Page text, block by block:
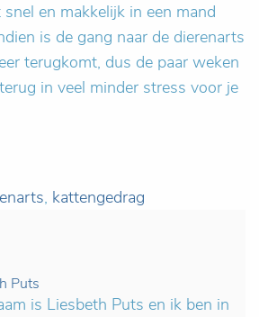
en makkelijk in een mand
is de gang naar de dierenarts
terugkomt, dus de paar weken
in veel minder stress voor je
, kattengedrag
Puts
is Liesbeth Puts en ik ben in